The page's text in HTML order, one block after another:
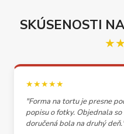
SKÚSENOSTI
★★★★★
"Forma na tortu je presne
popisu o fotky. Objednala so
doručená bola na druhý